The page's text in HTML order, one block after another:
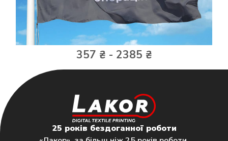
357 ₴ - 2385 ₴
25 років бездоганної роботи